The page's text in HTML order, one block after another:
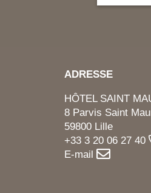
ADRESSE
HÔTEL SAINT
8 Parvis Saint
59800 Lille
+33 3 20 06 27 40
E-mail